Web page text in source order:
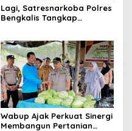
Lagi, Satresnarkoba Polres
Bengkalis Tangkap
Wabup Ajak Perkuat Sinergi
Membangun Pertanian